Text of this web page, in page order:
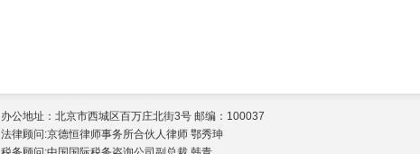
办公地址：北京市西城区百万庄北街3号 邮编：100037
法律顾问:京德恒律师事务所合伙人律师 鄂秀珅